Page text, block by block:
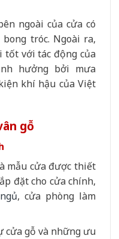
ngoài của cửa có
tróc. Ngoài ra,
tốt với tác động của
hưởng bởi mưa
khí hậu của Việt
gỗ
mẫu cửa được thiết
đặt cho cửa chính,
, cửa phòng làm
cửa gỗ và những ưu